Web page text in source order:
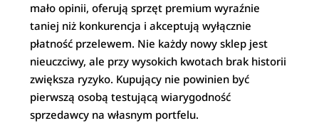
mało opinii, oferują sprzęt premium wyraźnie
taniej niż konkurencja i akceptują wyłącznie
płatność przelewem. Nie każdy nowy sklep jest
nieuczciwy, ale przy wysokich kwotach brak historii
zwiększa ryzyko. Kupujący nie powinien być
pierwszą osobą testującą wiarygodność
sprzedawcy na własnym portfelu.